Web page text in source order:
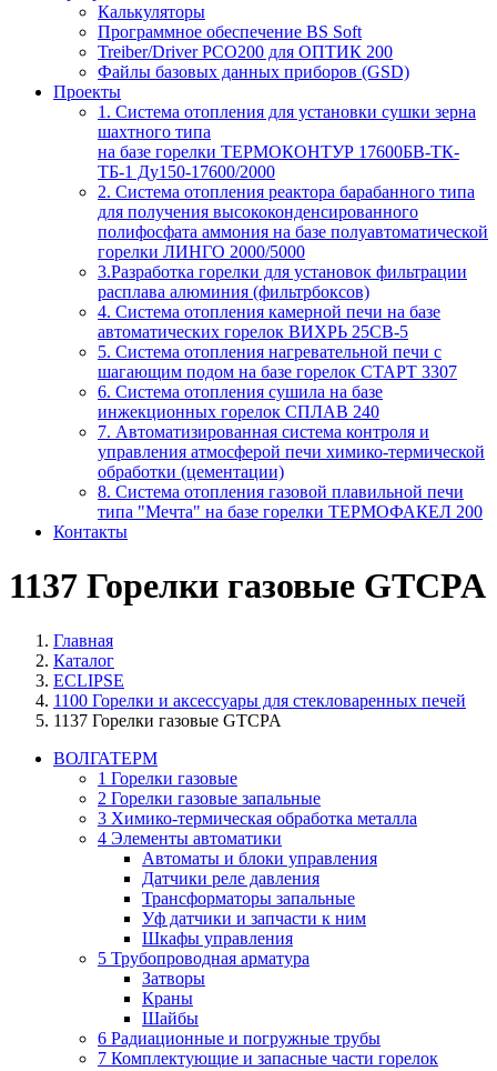
Калькуляторы
Программное обеспечение BS Soft
Treiber/Driver PCO200 для ОПТИК 200
Файлы базовых данных приборов (GSD)
Проекты
1. Система отопления для установки сушки зерна
шахтного типа
на базе горелки ТЕРМОКОНТУР 17600БВ-ТК-
ТБ-1 Ду150-17600/2000
2. Система отопления реактора барабанного типа
для получения высококонденсированного
полифосфата аммония на базе полуавтоматической
горелки ЛИНГО 2000/5000
3.Разработка горелки для установок фильтрации
расплава алюминия (фильтрбоксов)
4. Система отопления камерной печи на базе
автоматических горелок ВИХРЬ 25СВ-5
5. Система отопления нагревательной печи с
шагающим подом на базе горелок СТАРТ 3307
6. Система отопления сушила на базе
инжекционных горелок СПЛАВ 240
7. Автоматизированная система контроля и
управления атмосферой печи химико-термической
обработки (цементации)
8. Система отопления газовой плавильной печи
типа "Мечта" на базе горелки ТЕРМОФАКЕЛ 200
Контакты
1137 Горелки газовые GTCPA
Главная
Каталог
ECLIPSE
1100 Горелки и аксессуары для стекловаренных печей
1137 Горелки газовые GTCPA
ВОЛГАТЕРМ
1 Горелки газовые
2 Горелки газовые запальные
3 Химико-термическая обработка металла
4 Элементы автоматики
Автоматы и блоки управления
Датчики реле давления
Трансформаторы запальные
Уф датчики и запчасти к ним
Шкафы управления
5 Трубопроводная арматура
Затворы
Краны
Шайбы
6 Радиационные и погружные трубы
7 Комплектующие и запасные части горелок